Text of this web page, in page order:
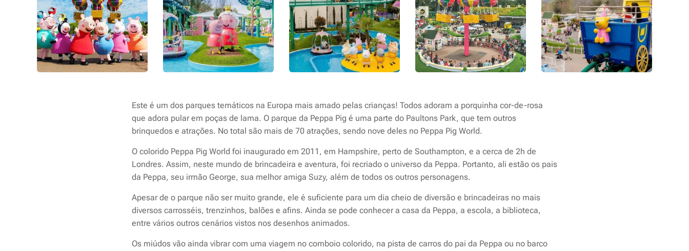
Este é um dos parques temáticos na Europa mais amado pelas crianças! Todos adoram a porquinha cor-de-rosa
que adora pular em poças de lama. O parque da Peppa Pig é uma parte do Paultons Park, que tem outros
brinquedos e atrações. No total são mais de 70 atrações, sendo nove deles no Peppa Pig World.
O colorido Peppa Pig World foi inaugurado em 2011, em Hampshire, perto de Southampton, e a cerca de 2h de
Londres. Assim, neste mundo de brincadeira e aventura, foi recriado o universo da Peppa. Portanto, ali estão os pais
da Peppa, seu irmão George, sua melhor amiga Suzy, além de todos os outros personagens.
Apesar de o parque não ser muito grande, ele é suficiente para um dia cheio de diversão e brincadeiras no mais
diversos carrosséis, trenzinhos, balões e afins. Ainda se pode conhecer a casa da Peppa, a escola, a biblioteca,
entre vários outros cenários vistos nos desenhos animados.
Os miúdos vão ainda vibrar com uma viagem no comboio colorido, na pista de carros do pai da Peppa ou no barco